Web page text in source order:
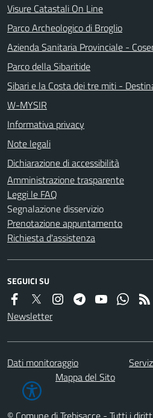
Visure Catastali On Line
Parco Archeologico di Broglio
Azienda Sanitaria Provinciale -
Parco della Sibaritide
Sibari e la Costa dei tre miti -
W-MYSIR
Informativa privacy
Note legali
Dichiarazione di accessibilità
Amministrazione trasparente
Leggi le FAQ
Segnalazione disservizio
Prenotazione appuntamento
Richiesta d'assistenza
SEGUICI SU
Newsletter
Dati monitoraggio
Mappa del Sito